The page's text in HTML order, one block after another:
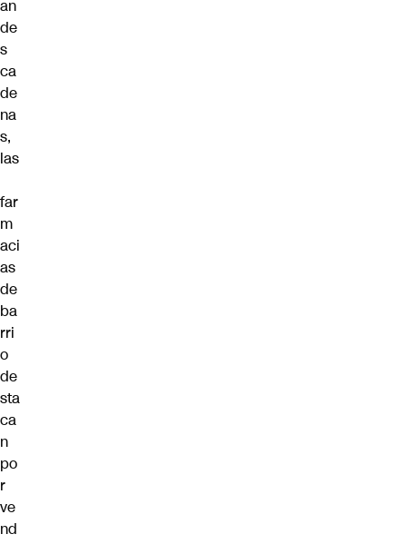
an
de
s
ca
de
na
s,
las
far
m
aci
as
de
ba
rri
o
de
sta
ca
n
po
r
ve
nd